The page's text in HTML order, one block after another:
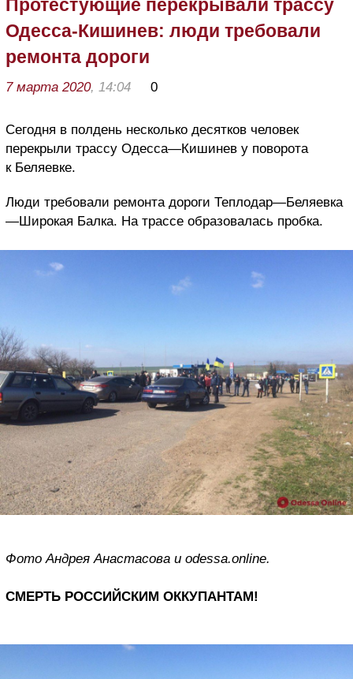
Протестующие перекрывали трассу
Одесса-Кишинев: люди требовали
ремонта дороги
7 марта 2020, 14:04 0
Сегодня в полдень несколько десятков человек
перекрыли трассу Одесса—Кишинев у поворота
к Беляевке.
Люди требовали ремонта дороги Теплодар—Беляевка
—Широкая Балка. На трассе образовалась пробка.
Фото Андрея Анастасова и odessa.online.
СМЕРТЬ РОССИЙСКИМ ОККУПАНТАМ!